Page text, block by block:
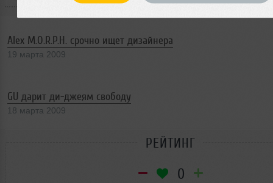
Alex M.O.R.P.H. срочно ищет дизайнера
19 марта 2009
GU дарит ди-джеям свободу
18 марта 2009
РЕЙТИНГ
0